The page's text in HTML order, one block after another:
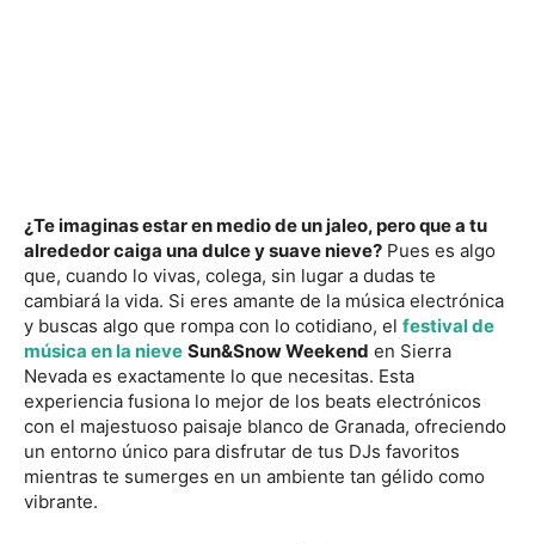
¿Te imaginas estar en medio de un jaleo, pero que a tu
alrededor caiga una dulce y suave nieve? Pues es algo
que, cuando lo vivas, colega, sin lugar a dudas te
cambiará la vida. Si eres amante de la música electrónica
y buscas algo que rompa con lo cotidiano, el festival de
música en la nieve Sun&Snow Weekend en Sierra
Nevada es exactamente lo que necesitas. Esta
experiencia fusiona lo mejor de los beats electrónicos
con el majestuoso paisaje blanco de Granada, ofreciendo
un entorno único para disfrutar de tus DJs favoritos
mientras te sumerges en un ambiente tan gélido como
vibrante.